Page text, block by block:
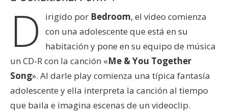
D irigido por Bedroom, el video comienza
con una adolescente que está en su
habitación y pone en su equipo de música
un CD-R con la canción «Me & You Together
Song». Al darle play comienza una típica fantasía
adolescente y ella interpreta la canción al tiempo
que baila e imagina escenas de un videoclip.